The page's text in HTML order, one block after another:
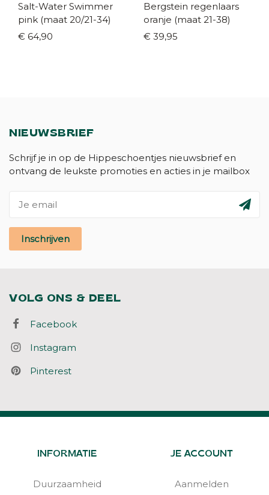
Salt-Water Swimmer
pink (maat 20/21-34)
€ 64,90
Bergstein regenlaars
oranje (maat 21-38)
€ 39,95
NIEUWSBRIEF
Schrijf je in op de Hippeschoentjes nieuwsbrief en
ontvang de leukste promoties en acties in je mailbox
Inschrijven
VOLG ONS & DEEL
Facebook
Instagram
Pinterest
INFORMATIE
Duurzaamheid
JE ACCOUNT
Aanmelden